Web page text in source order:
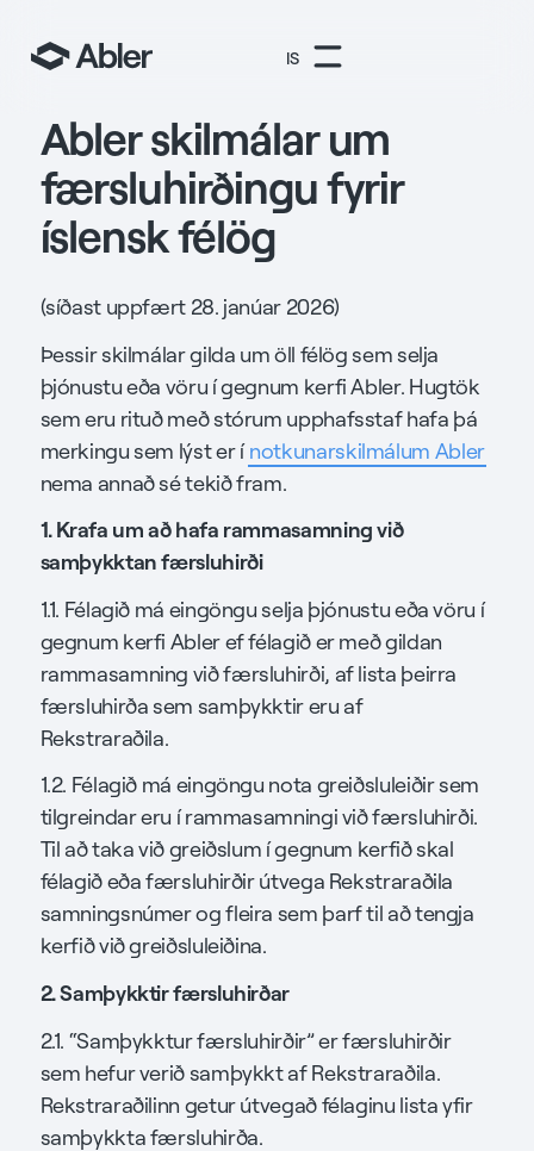
IS
Abler skilmálar um
færsluhirðingu fyrir
íslensk félög
(síðast uppfært 28. janúar 2026)
Þessir skilmálar gilda um öll félög sem selja
þjónustu eða vöru í gegnum kerfi Abler. Hugtök
sem eru rituð með stórum upphafsstaf hafa þá
merkingu sem lýst er ínotkunarskilmálum Abler
nema annað sé tekið fram.
1. Krafa um að hafa rammasamning við
samþykktan færsluhirði
1.1. Félagið má eingöngu selja þjónustu eða vöru í
gegnum kerfi Abler ef félagið er með gildan
rammasamning við færsluhirði, af lista þeirra
færsluhirða sem samþykktir eru af
Rekstraraðila.
1.2. Félagið má eingöngu nota greiðsluleiðir sem
tilgreindar eru í rammasamningi við færsluhirði.
Til að taka við greiðslum í gegnum kerfið skal
félagið eða færsluhirðir útvega Rekstraraðila
samningsnúmer og fleira sem þarf til að tengja
kerfið við greiðsluleiðina.
2. Samþykktir færsluhirðar
2.1. “Samþykktur færsluhirðir” er færsluhirðir
sem hefur verið samþykkt af Rekstraraðila.
Rekstraraðilinn getur útvegað félaginu lista yfir
samþykkta færsluhirða.